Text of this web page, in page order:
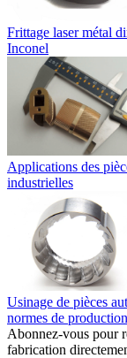
Frittage laser métal
Inconel
Applications des
industrielles
Usinage de pièces
normes de production
Abonnez-vous pour
fabrication